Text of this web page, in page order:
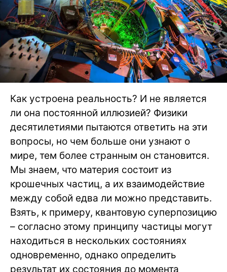
Как устроена реальность? И не является
ли она постоянной иллюзией? Физики
десятилетиями пытаются ответить на эти
вопросы, но чем больше они узнают о
мире, тем более странным он становится.
Мы знаем, что материя состоит из
крошечных частиц, а их взаимодействие
между собой едва ли можно представить.
Взять, к примеру, квантовую суперпозицию
– согласно этому принципу частицы могут
находиться в нескольких состояниях
одновременно, однако определить
результат их состояния до момента